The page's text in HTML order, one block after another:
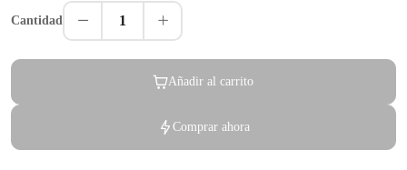
Cantidad 1
Añadir al carrito
Comprar ahora